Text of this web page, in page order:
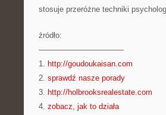
stosuje przeróżne techniki
źródło:
———————————
1. http://goudoukaisan.com
2. sprawdź nasze porady
3. http://holbrooksrealestate.com
4. zobacz, jak to działa